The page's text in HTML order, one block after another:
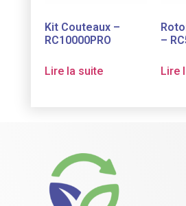
Kit Couteaux –
RC10000PRO
Lire la suite
–
Lire